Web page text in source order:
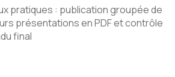
pratiques : publication groupée de
présentations en PDF et contrôle
final